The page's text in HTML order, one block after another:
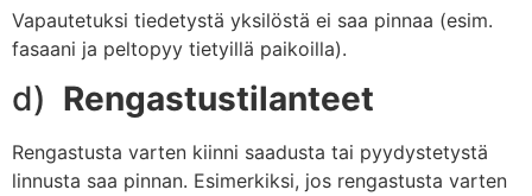
Vapautetuksi tiedetystä yksilöstä ei saa pinnaa (esim.
fasaani ja peltopyy tietyillä paikoilla).
d) Rengastustilanteet
Rengastusta varten kiinni saadusta tai pyydystetystä
linnusta saa pinnan. Esimerkiksi, jos rengastusta varten